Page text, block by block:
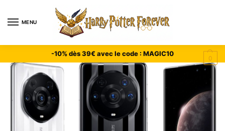
MENU
0
-10% dès 39€ avec le code : MAGIC10